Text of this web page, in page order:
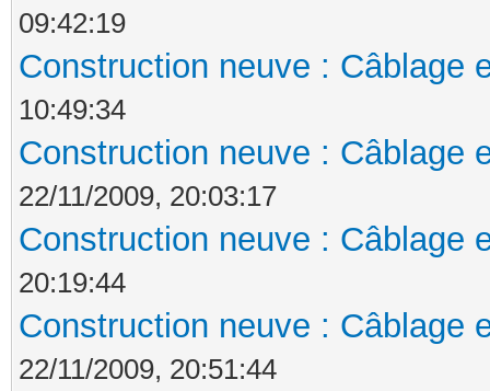
09:42:19
Construction neuve : Câblage
10:49:34
Construction neuve : Câblage
22/11/2009, 20:03:17
Construction neuve : Câblage
20:19:44
Construction neuve : Câblage
22/11/2009, 20:51:44